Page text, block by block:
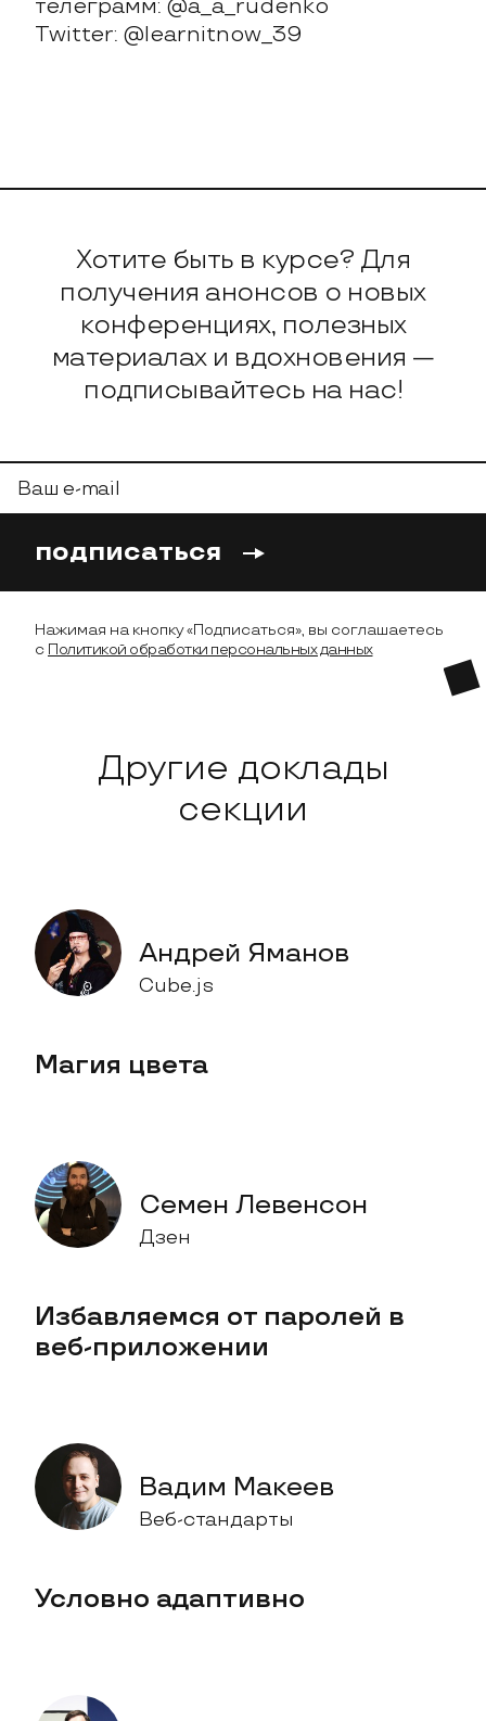
телеграмм: @a_a_rudenko
Twitter: @learnitnow_39
Подписка на
Хотите быть в курсе? Для
получения анонсов о новых
конференциях, полезных
материалах и вдохновения —
подписывайтесь на нас!
Ваш e-mail
подписаться
Нажимая на кнопку «Подписаться», вы соглашаетесь
с Политикой обработки персональных данных
Другие доклады
секции
Андрей Яманов
Cube.js
Магия цвета
Семен Левенсон
Дзен
Избавляемся от паролей в
веб-приложении
Вадим Макеев
Веб-стандарты
Условно адаптивно